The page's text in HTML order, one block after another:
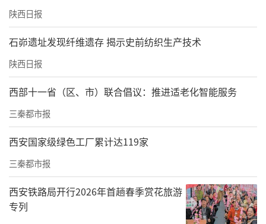
陕西日报
石峁遗址发现纤维遗存 揭示史前纺织生产技术
陕西日报
西部十一省（区、市）联合倡议：推进适老化智能服务
三秦都市报
西安国家级绿色工厂累计达119家
三秦都市报
西安铁路局开行2026年首趟春季赏花旅游
专列